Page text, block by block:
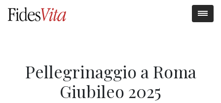
Pellegrinaggio a Roma
Giubileo 2025